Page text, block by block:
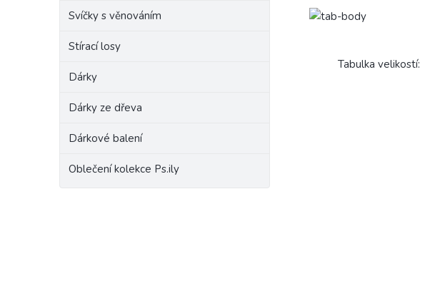
Svíčky s věnováním
Stírací losy
Dárky
Dárky ze dřeva
Dárkové balení
Oblečení kolekce Ps.ily
Tabulka velikostí: